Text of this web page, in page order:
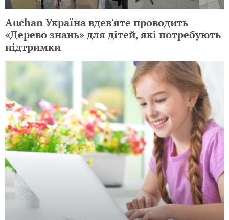
Auchan Україна вдев'яте проводить
«Дерево знань» для дітей, які потребують
підтримки